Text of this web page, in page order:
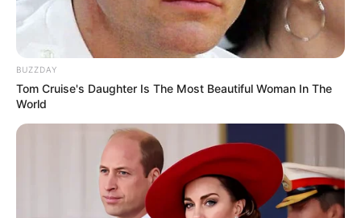
BUZZDAY
Tom Cruise's Daughter Is The Most Beautiful Woman In The
World